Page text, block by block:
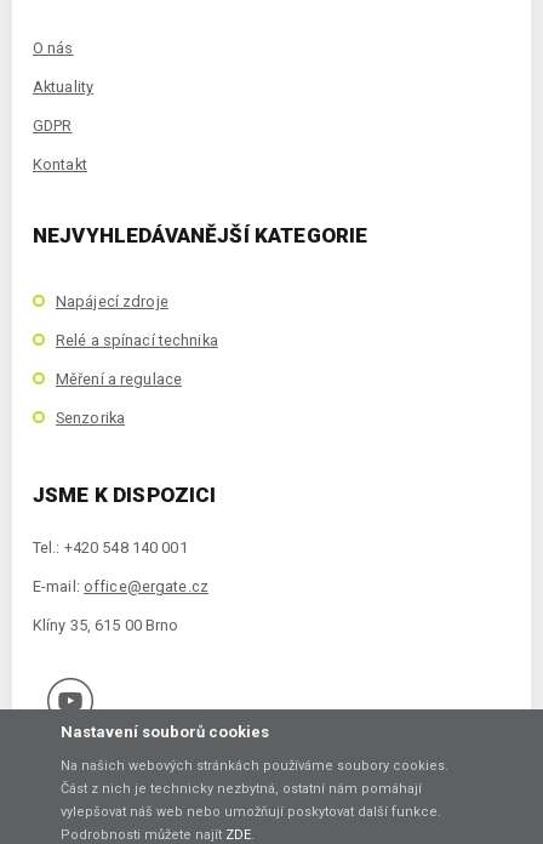
O nás
Aktuality
GDPR
Kontakt
NEJVYHLEDÁVANĚJŠÍ KATEGORIE
Napájecí zdroje
Relé a spínací technika
Měření a regulace
Senzorika
JSME K DISPOZICI
Tel.: +420 548 140 001
E-mail: office@ergate.cz
Klíny 35, 615 00 Brno
Copyright © 2021 ERGATE Automation s.r.o., Klíny 35, 61500 Brno
Nastavení souborů cookies
Na našich webových stránkách používáme soubory cookies.
Část z nich je technicky nezbytná, ostatní nám pomáhají
vylepšovat náš web nebo umožňují poskytovat další funkce.
Podrobnosti můžete najít ZDE.